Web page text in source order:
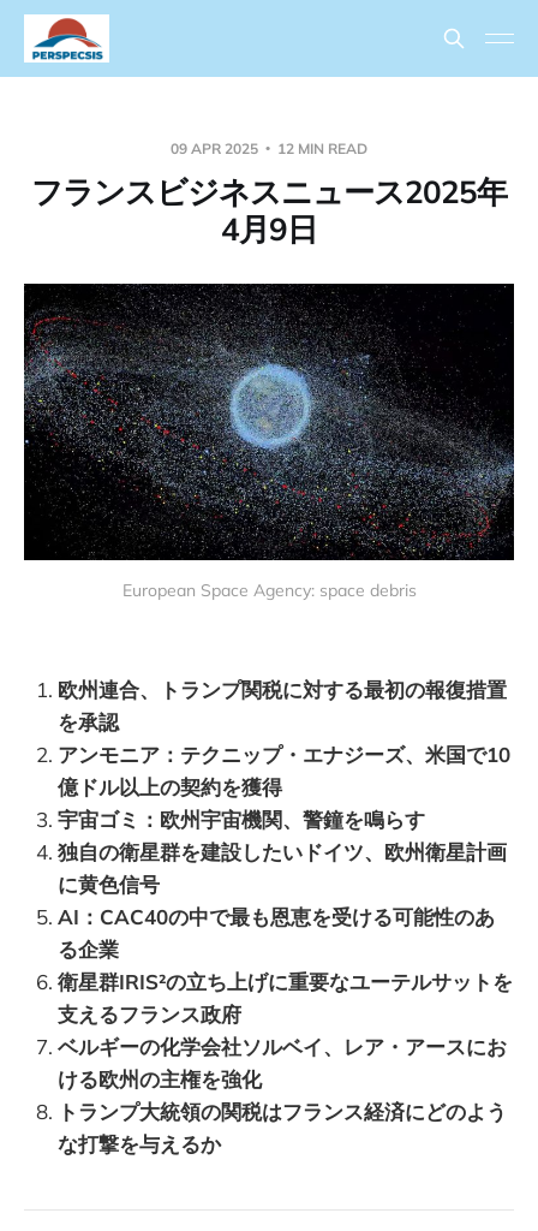
09 APR 2025 12 MIN READ
フランスビジネスニュース2025年
4月9日
European Space Agency: space debris
欧州連合、トランプ関税に対する最初の報復措置
を承認
アンモニア：テクニップ・エナジーズ、米国で10
億ドル以上の契約を獲得
宇宙ゴミ：欧州宇宙機関、警鐘を鳴らす
独自の衛星群を建設したいドイツ、欧州衛星計画
に黄色信号
AI：CAC40の中で最も恩恵を受ける可能性のあ
る企業
衛星群IRIS²の立ち上げに重要なユーテルサットを
支えるフランス政府
ベルギーの化学会社ソルベイ、レア・アースにお
ける欧州の主権を強化
トランプ大統領の関税はフランス経済にどのよう
な打撃を与えるか